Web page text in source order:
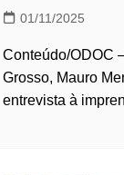
01/11/2025
Conteúdo/ODOC
Grosso, Mauro
entrevista à